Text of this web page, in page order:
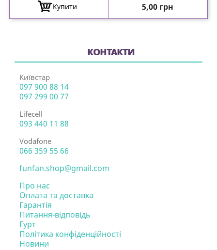
Купити Ціна
5,00 грн
КОНТАКТИ
Київстар
097 900 88 14
097 299 00 77
Lifecell
093 440 11 88
Vodafone
066 359 55 66
funfan.shop@gmail.com
Про нас
Оплата та доставка
Гарантія
Питання-відповідь
Гурт
Політика конфіденційності
Новини